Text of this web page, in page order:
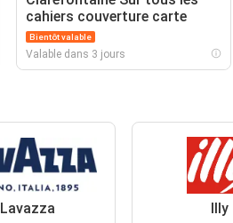
cahiers couverture carte
Bientôt valable
Valable dans 3 jours
Lavazza Illy